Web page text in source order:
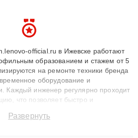
official.ru в Ижевске работают
образованием и стажем от 5
на ремонте техники бренда
оборудование и
Каждый инженер регулярно проходит
что позволяет быстро и
до 3 лет. Наши мастера решают
Развернуть